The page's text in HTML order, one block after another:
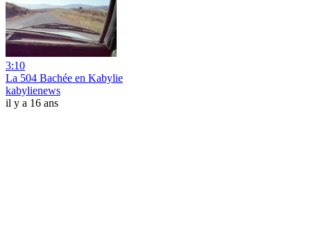
3:10
La 504 Bachée en Kabylie
kabylienews
il y a 16 ans